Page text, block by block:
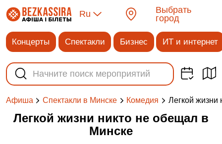
Ru
Выбрать
город
Концерты Спектакли Бизнес ИТ и интернет
Афиша Спектакли в Минске Комедия ‎Легкой жизни
‎Легкой жизни никто не обещал в
Минске